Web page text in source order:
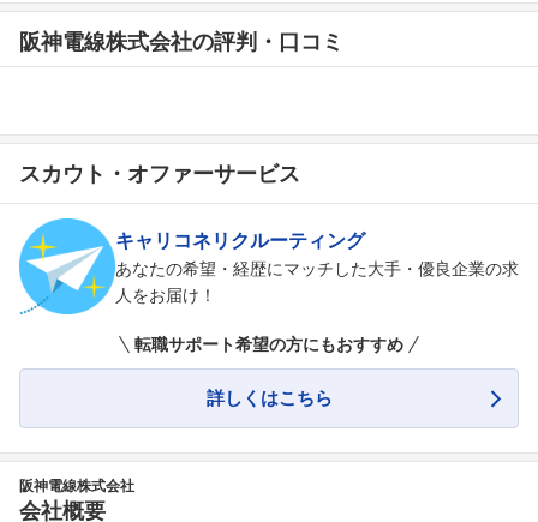
阪神電線株式会社の評判・口コミ
スカウト・オファーサービス
キャリコネリクルーティング
あなたの希望・経歴にマッチした大手・優良企業の求
人をお届け！
転職サポート希望の方にもおすすめ
詳しくはこちら
阪神電線株式会社
会社概要